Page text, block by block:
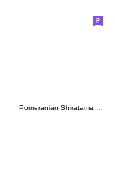
Pomeranian Shiratama - daily-